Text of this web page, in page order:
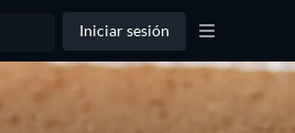
Iniciar sesión